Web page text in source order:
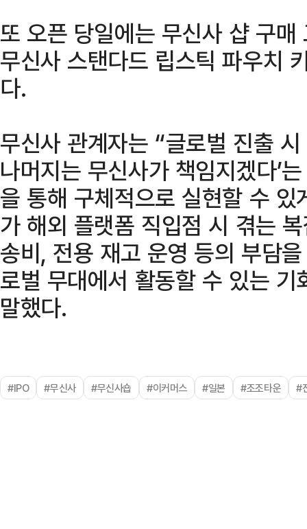
또 오픈 당일에는 무신사 샵 구
무신사 스탠다드 립스틱 파우치
다.
무신사 관계자는 “글로벌 진출
나머지는 무신사가 책임지겠다’
을 통해 구체적으로 실현할 수
가 해외 플랫폼 직입점 시 겪는
송비, 전용 재고 운영 등의 부담
로벌 무대에서 활동할 수 있는
말했다.
#IPO #무신사 #무신사숍 #이커머스 #일본 #조조타운 #